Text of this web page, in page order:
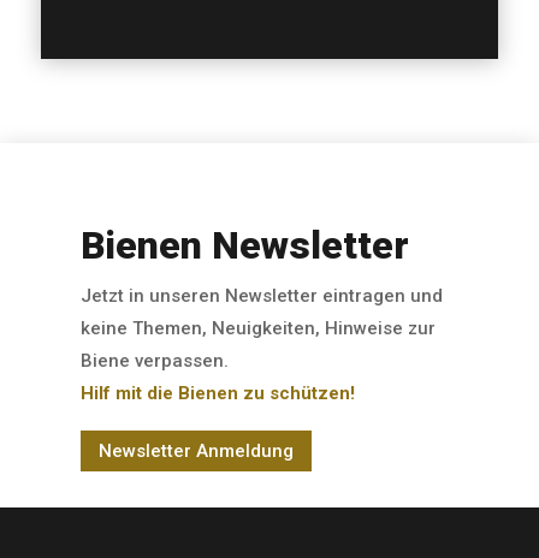
Bienen Newsletter
Jetzt in unseren Newsletter eintragen und
keine Themen, Neuigkeiten, Hinweise zur
Biene verpassen.
Hilf mit die Bienen zu schützen!
Newsletter Anmeldung